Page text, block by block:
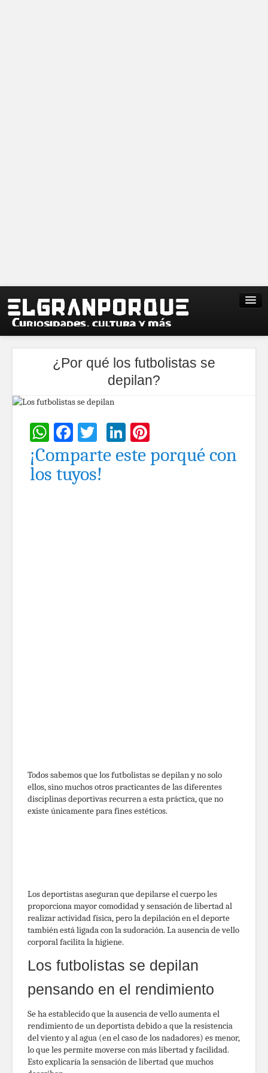
¿Por qué los futbolistas se
depilan?
WhatsApp
Facebook
TwitterLinkedIn
¡Comparte este porqué con
los tuyos!
Todos sabemos que los futbolistas se depilan y no solo
ellos, sino muchos otros practicantes de las diferentes
disciplinas deportivas recurren a esta práctica, que no
existe únicamente para fines estéticos.
Los deportistas aseguran que depilarse el cuerpo les
proporciona mayor comodidad y sensación de libertad al
realizar actividad física, pero la depilación en el deporte
también está ligada con la sudoración. La ausencia de vello
corporal facilita la higiene.
Los futbolistas se depilan
pensando en el rendimiento
Se ha establecido que la ausencia de vello aumenta el
rendimiento de un deportista debido a que la resistencia
del viento y al agua (en el caso de los nadadores) es menor,
lo que les permite moverse con más libertad y facilidad.
Esto explicaría la sensación de libertad que muchos